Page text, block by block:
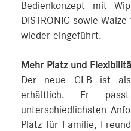
Bedienkonzept mit
DISTRONIC sowie
wieder eingeführt.
Mehr Platz und
Der neue GLB ist
erhältlich. Er
unterschiedlichsten
Platz für Familie,